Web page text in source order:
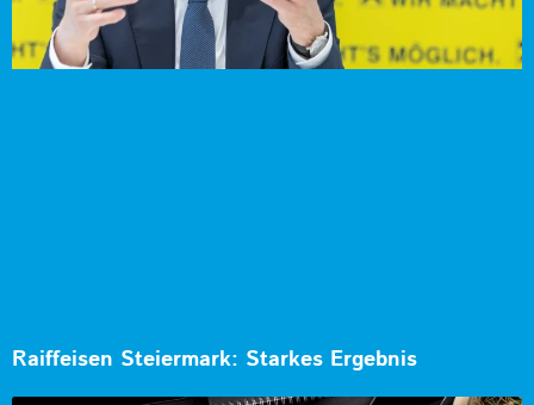
Raiffeisen Steiermark: Starkes Ergebnis